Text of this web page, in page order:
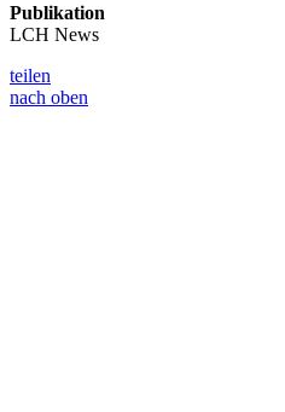
Publikation
LCH News
teilen
nach oben